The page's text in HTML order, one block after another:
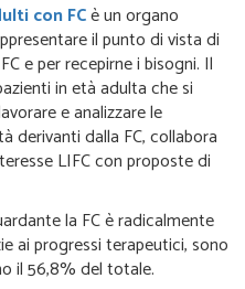
con FCè un organo
il punto di vista di
e per recepirne i bisogni. Il
in età adulta che si
e analizzare le
derivanti dalla FC, collabora
LIFC con proposte di
la FC è radicalmente
ai progressi terapeutici, sono
il 56,8% del totale.